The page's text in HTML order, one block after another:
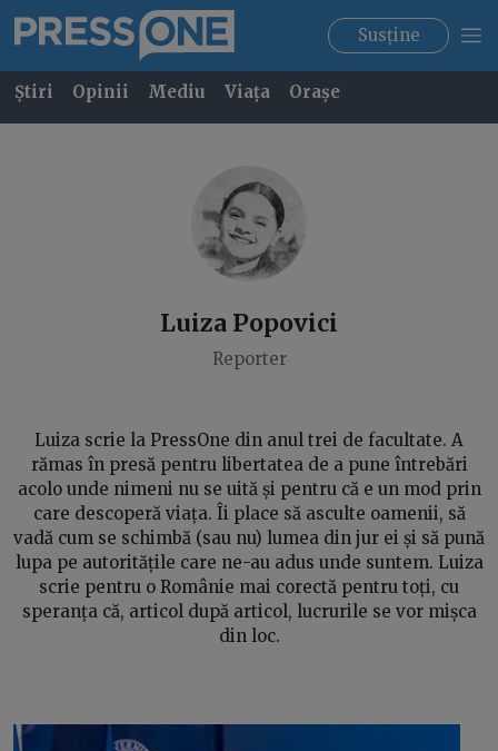
Susține
Știri Opinii Mediu Viața Orașe
Luiza Popovici
Reporter
Luiza scrie la PressOne din anul trei de facultate. A
rămas în presă pentru libertatea de a pune întrebări
acolo unde nimeni nu se uită și pentru că e un mod prin
care descoperă viața. Îi place să asculte oamenii, să
vadă cum se schimbă (sau nu) lumea din jur ei și să pună
lupa pe autoritățile care ne-au adus unde suntem. Luiza
scrie pentru o Românie mai corectă pentru toți, cu
speranța că, articol după articol, lucrurile se vor mișca
din loc.